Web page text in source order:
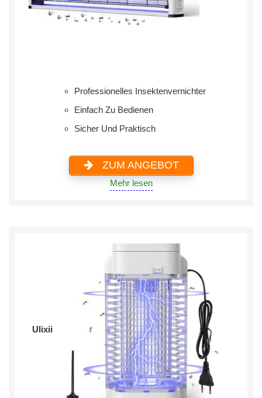
Professionelles Insektenvernichter
Einfach Zu Bedienen
Sicher Und Praktisch
ZUM ANGEBOT
Mehr lesen
Ulixii